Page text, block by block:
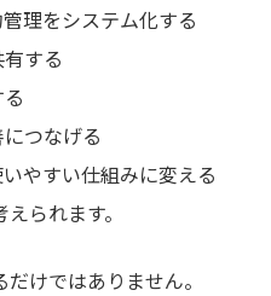
理をシステム化する
する
つなげる
やすい仕組みに変える
られます。
けではありません。